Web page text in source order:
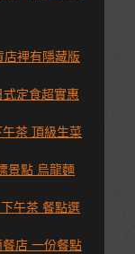
裡有隱藏版
定食超實惠
茶 頂級生菜
景點 烏龍麵
午茶 餐點選
店 一份餐點